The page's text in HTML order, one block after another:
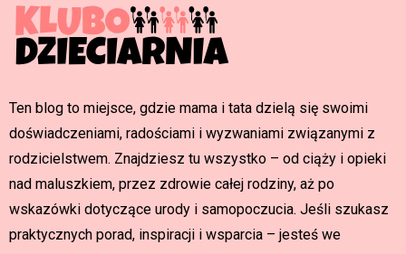
Ten blog to miejsce, gdzie mama i tata dzielą się swoimi
doświadczeniami, radościami i wyzwaniami związanymi z
rodzicielstwem. Znajdziesz tu wszystko – od ciąży i opieki
nad maluszkiem, przez zdrowie całej rodziny, aż po
wskazówki dotyczące urody i samopoczucia. Jeśli szukasz
praktycznych porad, inspiracji i wsparcia – jesteś we